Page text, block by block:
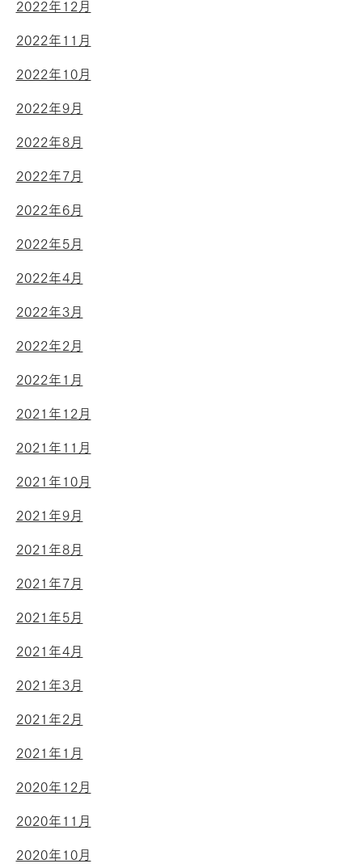
2022年12月
2022年11月
2022年10月
2022年9月
2022年8月
2022年7月
2022年6月
2022年5月
2022年4月
2022年3月
2022年2月
2022年1月
2021年12月
2021年11月
2021年10月
2021年9月
2021年8月
2021年7月
2021年5月
2021年4月
2021年3月
2021年2月
2021年1月
2020年12月
2020年11月
2020年10月